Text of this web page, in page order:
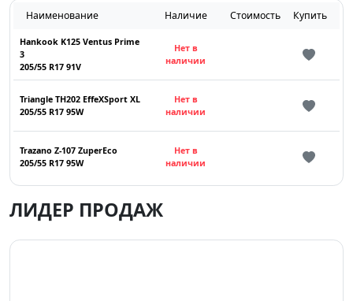
Наименование Наличие Стоимость Купить
Hankook K125 Ventus Prime
3
205/55 R17 91V
Нет в
наличии
Triangle TH202 EffeXSport XL
205/55 R17 95W
Нет в
наличии
Trazano Z-107 ZuperEco
205/55 R17 95W
Нет в
наличии
ЛИДЕР ПРОДАЖ